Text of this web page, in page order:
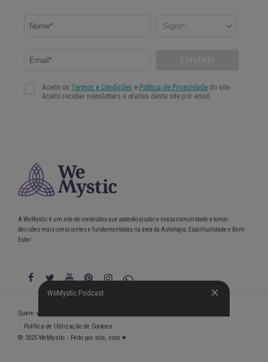
WeMystic Podcast
A WeMystic é um site de conteúdos que poderão ajudar a nossa comunidade a tomar
decisões mais conscientes e fundamentadas na área da Astrologia, Espiritualidade e Bem-
Estar.
WeMystic Podcast
Quem somos
Política de Utilização de Cookies
© 2025 WeMystic - Feito por nós, com ♥